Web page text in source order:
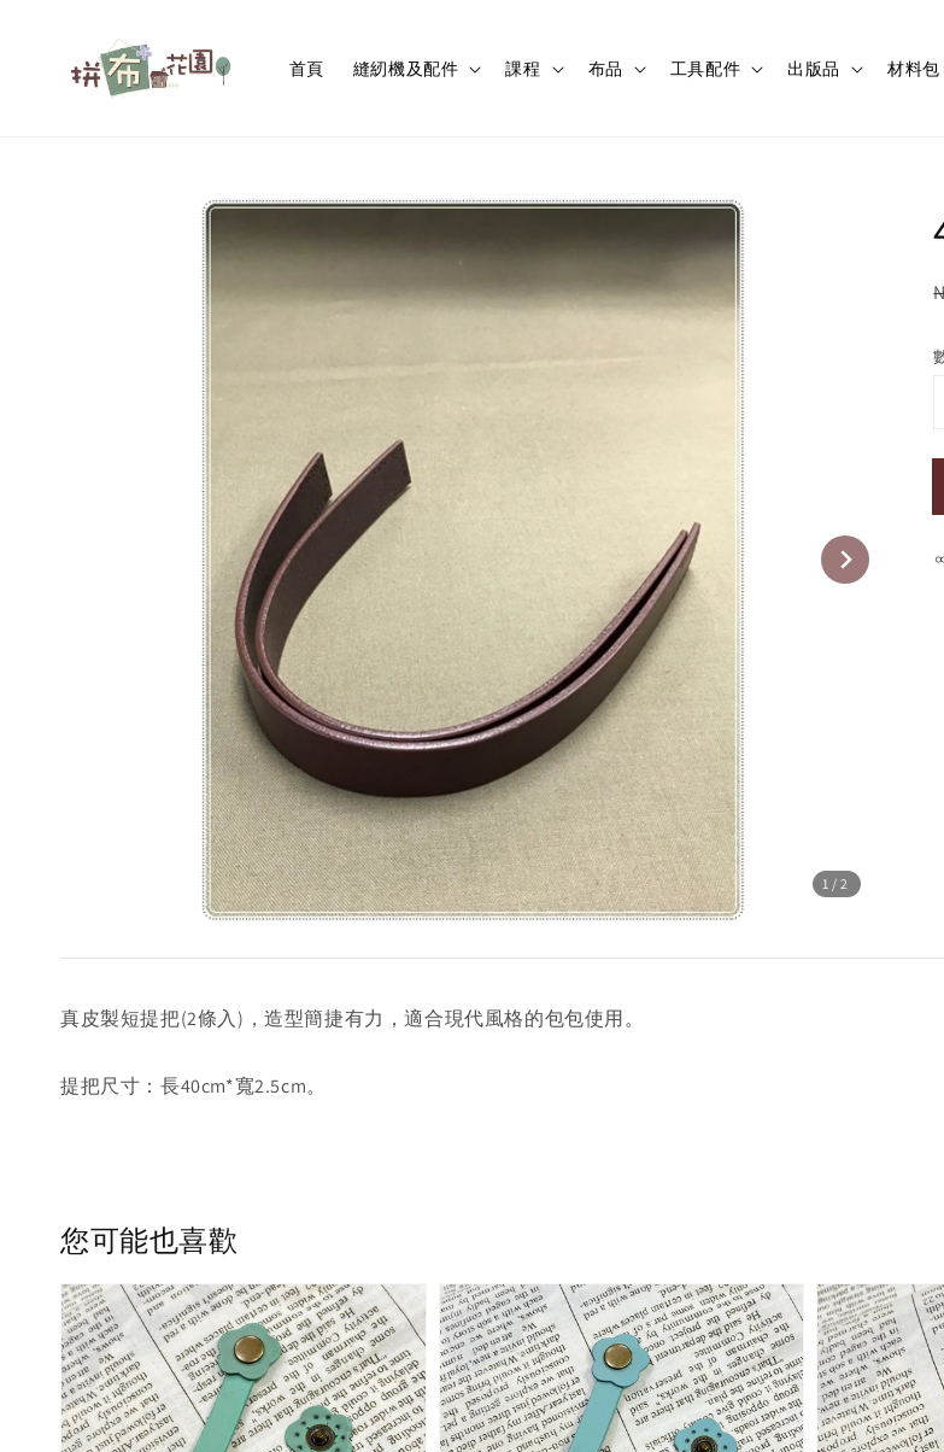
首頁 縫紉機及配件 課程 布品 工具配件 出版品 材料包
1 /2
真皮製短提把(2條入)，造型簡捷有力，適合現代風格的包包使用。
提把尺寸：長40cm*寬2.5cm。
您可能也喜歡